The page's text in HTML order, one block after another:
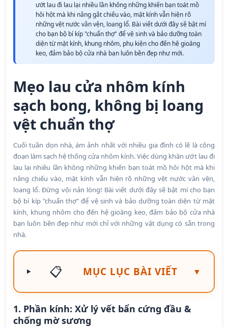
ướt lau đi lau lại nhiều lần không những khiến bạn toát mồ
hôi hột mà khi nắng gắt chiếu vào, mặt kính vẫn hiện rõ
những vệt nước vằn vện, loang lổ. Bài viết dưới đây sẽ bật mí
cho bạn bộ bí kíp "chuẩn thợ" để vệ sinh và bảo dưỡng toàn
diện từ mặt kính, khung nhôm, phụ kiện cho đến hệ gioăng
keo, đảm bảo bộ cửa nhà bạn luôn bền đẹp như mới.
Mẹo lau cửa nhôm kính
sạch bong, không bị loang
vệt chuẩn thợ
Cuối tuần dọn nhà, ám ảnh nhất với nhiều gia đình có lẽ là công
đoạn làm sạch hệ thống cửa nhôm kính. Việc dùng khăn ướt lau đi
lau lại nhiều lần không những khiến bạn toát mồ hôi hột mà khi
nắng chiếu vào, mặt kính vẫn hiện rõ những vệt nước vằn vện,
loang lổ. Đừng vội nản lòng! Bài viết dưới đây sẽ bật mí cho bạn
bộ bí kíp "chuẩn thợ" để vệ sinh và bảo dưỡng toàn diện từ mặt
kính, khung nhôm cho đến hệ gioăng keo, đảm bảo bộ cửa nhà
bạn luôn bền đẹp như mới chỉ với những vật dụng có sẵn trong
nhà.
📋 MỤC LỤC BÀI VIẾT ▼
1. Phần kính: Xử lý vết bẩn cứng đầu &
chống mờ sương